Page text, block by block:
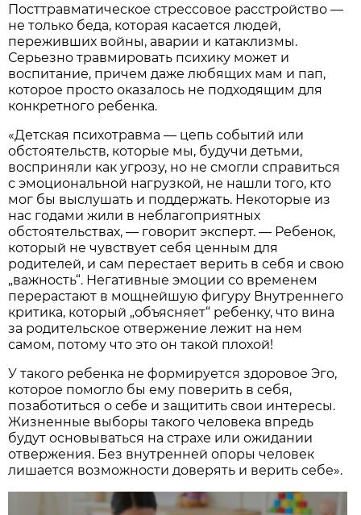
Посттравматическое стрессовое расстройство —
не только беда, которая касается людей,
переживших войны, аварии и катаклизмы.
Серьезно травмировать психику может и
воспитание, причем даже любящих мам и пап,
которое просто оказалось не подходящим для
конкретного ребенка.
«Детская психотравма — цепь событий или
обстоятельств, которые мы, будучи детьми,
восприняли как угрозу, но не смогли справиться
с эмоциональной нагрузкой, не нашли того, кто
мог бы выслушать и поддержать. Некоторые из
нас годами жили в неблагоприятных
обстоятельствах, — говорит эксперт. — Ребенок,
который не чувствует себя ценным для
родителей, и сам перестает верить в себя и свою
„важность“. Негативные эмоции со временем
перерастают в мощнейшую фигуру Внутреннего
критика, который „объясняет“ ребенку, что вина
за родительское отвержение лежит на нем
самом, потому что это он такой плохой!
У такого ребенка не формируется здоровое Эго,
которое помогло бы ему поверить в себя,
позаботиться о себе и защитить свои интересы.
Жизненные выборы такого человека впредь
будут основываться на страхе или ожидании
отвержения. Без внутренней опоры человек
лишается возможности доверять и верить себе».